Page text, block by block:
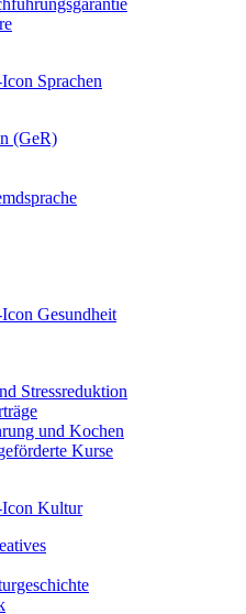
(GeR)
Stressreduktion
und Kochen
Kurse